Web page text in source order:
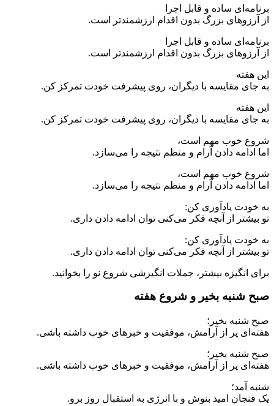
برنامه‌ای ساده و قابل اجرا
از آرزوهای بزرگ بدون اقدام ارزشمندتر است.
برنامه‌ای ساده و قابل اجرا
از آرزوهای بزرگ بدون اقدام ارزشمندتر است.
این هفته
به جای مقایسه با دیگران، روی پیشرفت خودت تمرکز کن.
این هفته
به جای مقایسه با دیگران، روی پیشرفت خودت تمرکز کن.
شروع خوب مهم است،
اما ادامه دادن آرام و منظم نتیجه را می‌سازد.
شروع خوب مهم است،
اما ادامه دادن آرام و منظم نتیجه را می‌سازد.
به خودت یادآوری کن:
تو بیشتر از آنچه فکر می‌کنی توان ادامه دادن داری.
به خودت یادآوری کن:
تو بیشتر از آنچه فکر می‌کنی توان ادامه دادن داری.
برای انگیزه بیشتر، جملات انگیزشی شروع نو را بخوانید.
صبح شنبه بخیر و شروع هفته
صبح شنبه بخیر؛
هفته‌ای پر از آرامش، موفقیت و خبرهای خوب داشته باشی.
صبح شنبه بخیر؛
هفته‌ای پر از آرامش، موفقیت و خبرهای خوب داشته باشی.
شنبه آمد؛
یک فنجان امید بنوش و با انرژی به استقبال روز برو.